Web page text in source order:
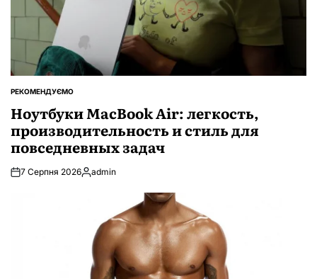
ОПУБЛІКУВАТИ
РЕКОМЕНДУЄМО
Ноутбуки MacBook Air: легкость,
производительность и стиль для
повседневных задач
7 Серпня 2026Опубліковано
admin